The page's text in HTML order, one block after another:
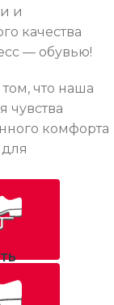
и
качества
— обувью!
что наша
чувства
комфорта